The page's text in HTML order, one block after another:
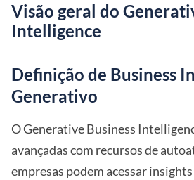
Visão geral do
Intelligence
Definição de Business
Generativo
O Generative Business
avançadas com recursos de
empresas podem acessar